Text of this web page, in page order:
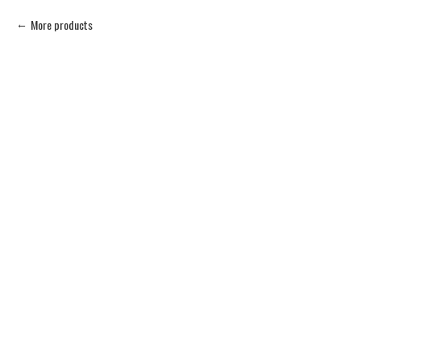
More products